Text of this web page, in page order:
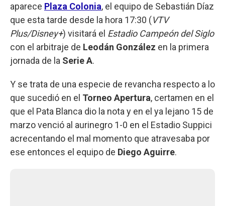
aparece Plaza Colonia, el equipo de Sebastián Díaz
que esta tarde desde la hora 17:30 (VTV
Plus/Disney+) visitará el Estadio Campeón del Siglo
con el arbitraje de Leodán González en la primera
jornada de la Serie A.
Y se trata de una especie de revancha respecto a lo
que sucedió en el Torneo Apertura, certamen en el
que el Pata Blanca dio la nota y en el ya lejano 15 de
marzo venció al aurinegro 1-0 en el Estadio Suppici
acrecentando el mal momento que atravesaba por
ese entonces el equipo de Diego Aguirre.